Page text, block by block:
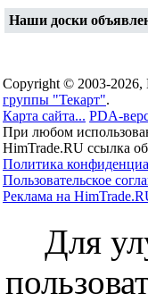
Наши доски
Copyright © 2003-2026,
группы "Текарт".
Карта сайта... PDA-
При любом
HimTrade.RU ссылка
Политика
Пользовательское
Реклама на
Для